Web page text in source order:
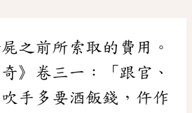
之前所索取的費用。
》卷三一：「跟官、
手多要酒飯錢，仵作